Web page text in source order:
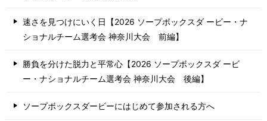
速さを見つけにいく日【2026 ソープボックスダ ービー・ナ
ショナルチーム選考会 神奈川⼤会 前編】
勝負を分けた脱力と平常心【2026 ソープボックスダ ービ
ー・ナショナルチーム選考会 神奈川⼤会 後編】
ソープボックスダービーにはじめて参加される方へ